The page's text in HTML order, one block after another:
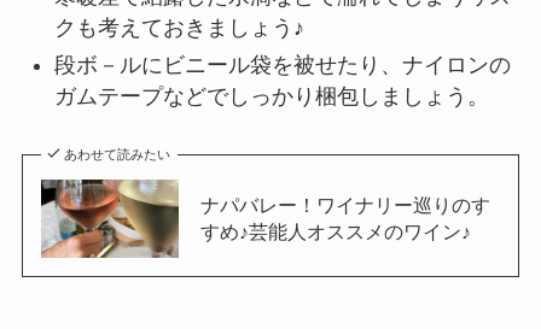
クも考えておきましょう♪
段ボ－ルにビニール袋を被せたり、ナイロンの
ガムテープなどでしっかり梱包しましょう。
あわせて読みたい
ナパバレー！ワイナリー巡りのす
すめ♪芸能人オススメのワイン♪